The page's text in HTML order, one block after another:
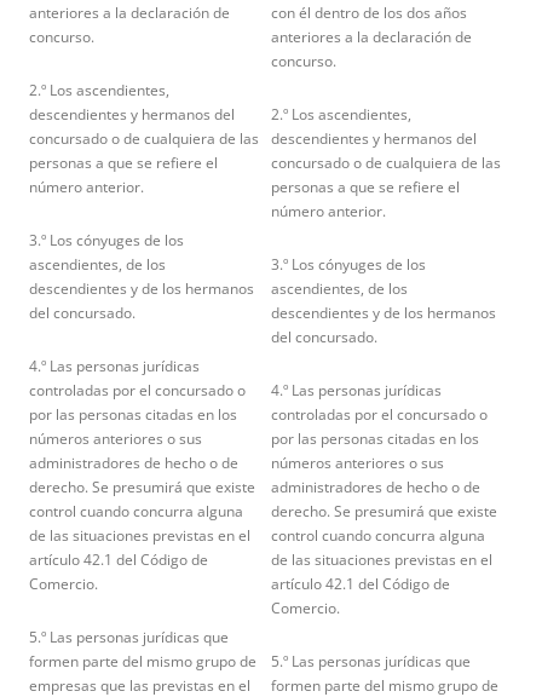
anteriores a la declaración de
concurso.
2.º Los ascendientes,
descendientes y hermanos del
concursado o de cualquiera de las
personas a que se refiere el
número anterior.
3.º Los cónyuges de los
ascendientes, de los
descendientes y de los hermanos
del concursado.
4.º Las personas jurídicas
controladas por el concursado o
por las personas citadas en los
números anteriores o sus
administradores de hecho o de
derecho. Se presumirá que existe
control cuando concurra alguna
de las situaciones previstas en el
artículo 42.1 del Código de
Comercio.
5.º Las personas jurídicas que
formen parte del mismo grupo de
empresas que las previstas en el
con él dentro de los dos años
anteriores a la declaración de
concurso.
2.º Los ascendientes,
descendientes y hermanos del
concursado o de cualquiera de las
personas a que se refiere el
número anterior.
3.º Los cónyuges de los
ascendientes, de los
descendientes y de los hermanos
del concursado.
4.º Las personas jurídicas
controladas por el concursado o
por las personas citadas en los
números anteriores o sus
administradores de hecho o de
derecho. Se presumirá que existe
control cuando concurra alguna
de las situaciones previstas en el
artículo 42.1 del Código de
Comercio.
5.º Las personas jurídicas que
formen parte del mismo grupo de